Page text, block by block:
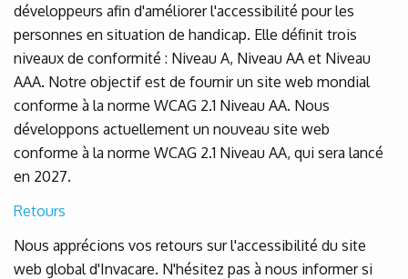
développeurs afin d'améliorer l'accessibilité pour les
personnes en situation de handicap. Elle définit trois
niveaux de conformité : Niveau A, Niveau AA et Niveau
AAA. Notre objectif est de fournir un site web mondial
conforme à la norme WCAG 2.1 Niveau AA. Nous
développons actuellement un nouveau site web
conforme à la norme WCAG 2.1 Niveau AA, qui sera lancé
en 2027.
Retours
Nous apprécions vos retours sur l'accessibilité du site
web global d'Invacare. N'hésitez pas à nous informer si